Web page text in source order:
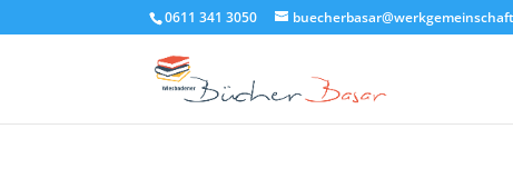
0611 341 3050